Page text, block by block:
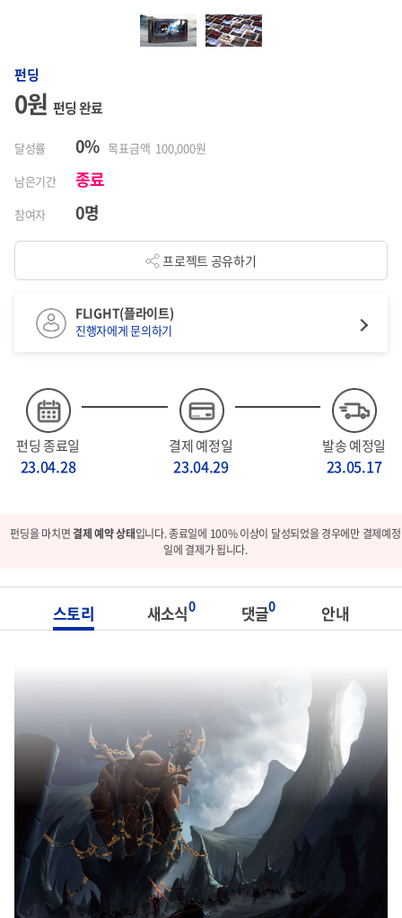
펀딩
0원 펀딩 완료
달성률 0% 목표금액 100,000원
남은기간
종료
참여자 0명
프로젝트 공유하기
펀딩 종료일
23.04.28
결제 예정일
23.04.29
발송 예정일
23.05.17
FLIGHT(플라이트)
진행자에게 문의하기
펀딩을 마치면결제 예약 상태입니다. 종료일에 100% 이상이 달성되었을 경우에만 결제예정
일에 결제가 됩니다.
스토리 새소식0 댓글0 안내